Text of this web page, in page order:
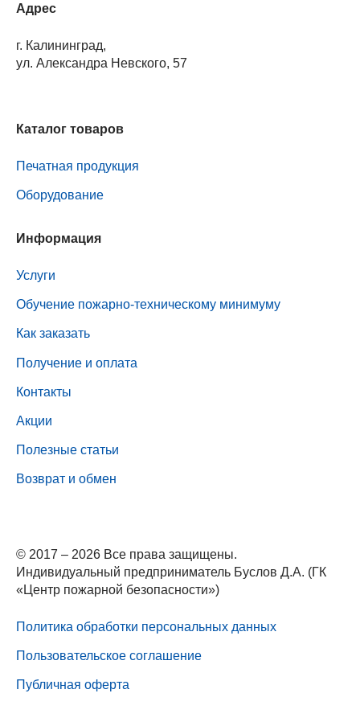
Адрес
г. Калининград,
ул. Александра Невского, 57
Каталог товаров
Печатная продукция
Оборудование
Информация
Услуги
Обучение пожарно-техническому минимуму
Как заказать
Получение и оплата
Контакты
Акции
Полезные статьи
Возврат и обмен
© 2017 – 2026 Все права защищены.
Индивидуальный предприниматель Буслов Д.А. (ГК
«Центр пожарной безопасности»)
Политика обработки персональных данных
Пользовательское соглашение
Публичная оферта